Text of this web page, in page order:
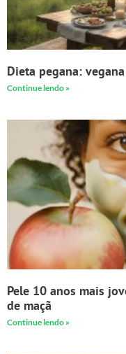
Dieta pegana:
Continue lendo »
Pele 10 anos mais
de maçã
Continue lendo »